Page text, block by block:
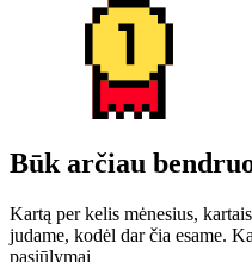
Būk arčiau
Kartą per kelis mėnesius,
judame, kodėl dar čia esame.
pasiūlymai